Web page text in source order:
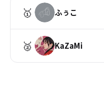
🥇 ふぅこ
🥈 KaZaMi